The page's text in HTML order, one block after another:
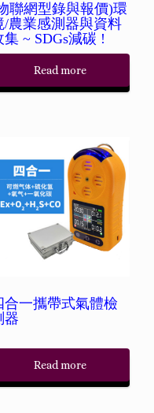
聯網型錄與報價)環
/農業感測器與資料
集 ~ SDGs減碳 !
Read more
合一攜帶式氣體檢
器
Read more